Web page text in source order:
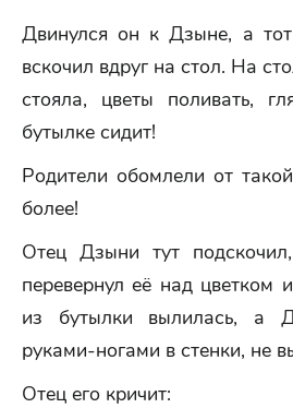
Двинулся он к Дзыне, а тот
вскочил вдруг на стол. На
стояла, цветы поливать,
бутылке сидит!
Родители обомлели от
более!
Отец Дзыни тут
перевернул её над цветком
из бутылки вылилась, а
руками-ногами в стенки, не
Отец его кричит: